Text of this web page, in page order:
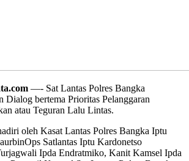
—- Sat Lantas Polres Bangka
Dialog bertema Prioritas Pelanggaran
atau Teguran Lalu Lintas.
oleh Kasat Lantas Polres Bangka Iptu
Satlantas Iptu Kardonetso
Ipda Endratmiko, Kanit Kamsel Ipda